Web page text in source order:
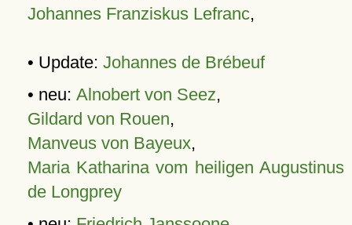
Johannes Franziskus Lefranc,
• Update: Johannes de Brébeuf
• neu: Alnobert von Seez,
Gildard von Rouen,
Manveus von Bayeux,
Maria Katharina vom heiligen Augustinus
de Longprey